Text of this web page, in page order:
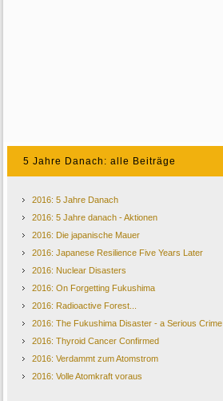
5 Jahre Danach: alle Beiträge
2016: 5 Jahre Danach
2016: 5 Jahre danach - Aktionen
2016: Die japanische Mauer
2016: Japanese Resilience Five Years Later
2016: Nuclear Disasters
2016: On Forgetting Fukushima
2016: Radioactive Forest...
2016: The Fukushima Disaster - a Serious Crime
2016: Thyroid Cancer Confirmed
2016: Verdammt zum Atomstrom
2016: Volle Atomkraft voraus